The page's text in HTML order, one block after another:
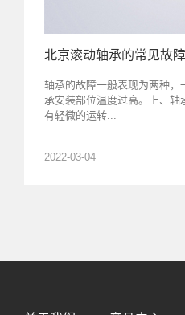
北京滚动轴承的常见故障
轴承的故障一般表现为两种，
承安装部位温度过高。上、
有轻微的运转...
2022-03-04